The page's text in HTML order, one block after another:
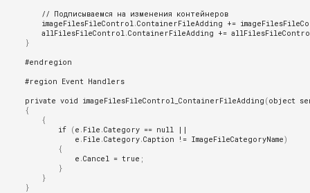
Раздел "Рабочие места"
административная утилита
tadmin
// Подписываемся на изменения контейнеров
imageFilesFileControl.ContainerFileAdding +=
allFilesFileControl.ContainerFileAdding +=
}
#endregion
#region Event Handlers
private void imageFilesFileControl_ContainerFileAdding (object
{
{
if (e . File .Category == null
||
e . File .Category.Caption != ImageFileCategoryName)
{
e .Cancel = true ;
}
}
}